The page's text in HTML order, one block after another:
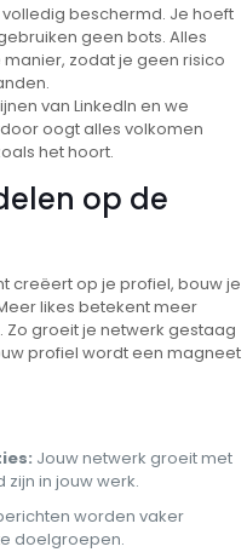
beschermd. Je hoeft
geen bots. Alles
zodat je geen risico
van LinkedIn en we
oogt alles volkomen
het hoort.
op de
creëert op je profiel, bouw je
likes betekent meer
groeit je netwerk gestaag
profiel wordt een magneet
Jouw netwerk groeit met
in jouw werk.
worden vaker
doelgroepen.